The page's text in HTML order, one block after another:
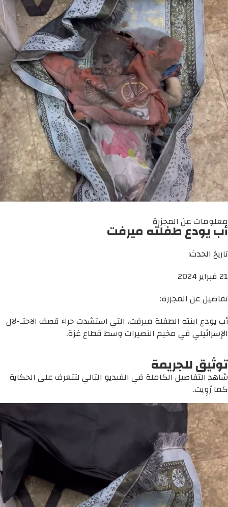
معلومات عن المجزرة
أب يودع طفلته ميرفت
تاريخ الحدث:
21 فبراير 2024
تفاصيل عن المجزرة:
أب يودع ابنته الطفلة ميرفت، التي استشدت جراء قصف الاحتـ-لال
الإسرائيلي في مخيم النصيرات وسط قطاع غزة.
توثيق للجريمة
شاهد التفاصيل الكاملة في الفيديو التالي لتتعرف على الحكاية
كما رُوِيت.